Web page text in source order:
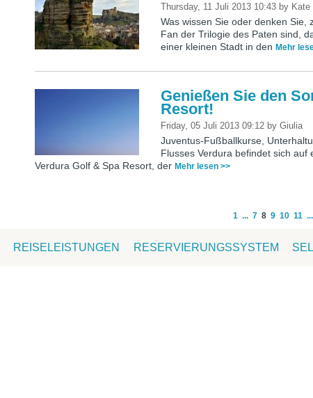
Thursday, 11 Juli 2013 10:43 by Kate
Was wissen Sie oder denken Sie,
Fan der Trilogie des Paten sind,
einer kleinen Stadt in denMehr
Genießen Sie den
Resort!
Friday, 05 Juli 2013 09:12 byGiulia
Juventus-Fußballkurse,
Flusses Verdura befindet sich
Verdura Golf & Spa Resort, der Mehr lesen >>
1 ... 7 8 9 10 11 ...
REISELEISTUNGEN RESERVIERUNGSSYSTEM